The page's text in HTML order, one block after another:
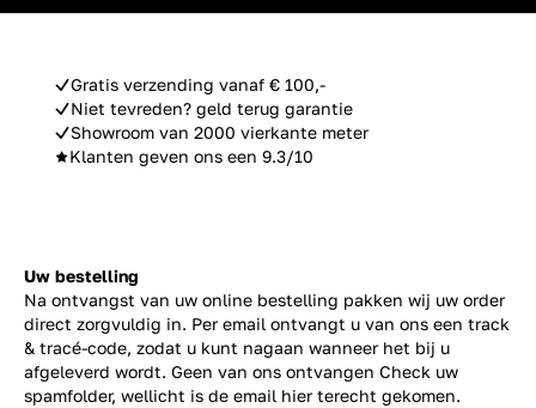
Gratis verzending vanaf € 100,-
Niet tevreden? geld terug garantie
Showroom van 2000 vierkante meter
Klanten geven ons een 9.3/10
Uw bestelling
Na ontvangst van uw online bestelling pakken wij uw order
direct zorgvuldig in. Per email ontvangt u van ons een track
& tracé-code, zodat u kunt nagaan wanneer het bij u
afgeleverd wordt. Geen van ons ontvangen Check uw
spamfolder, wellicht is de email hier terecht gekomen.